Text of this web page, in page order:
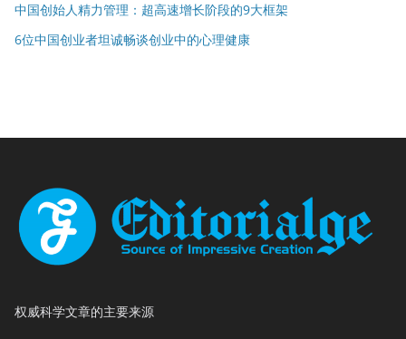
中国创始人精力管理：超高速增长阶段的9大框架
6位中国创业者坦诚畅谈创业中的心理健康
权威科学文章的主要来源